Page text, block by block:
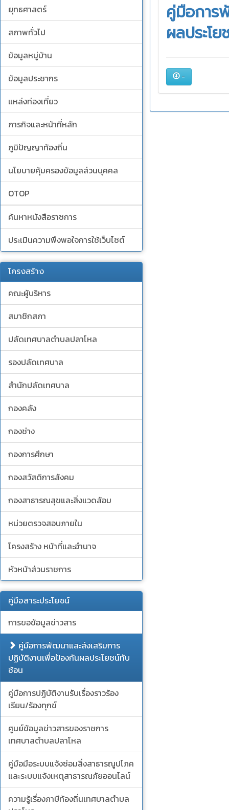
ยุทธศาสตร์
สภาพทั่วไป
ข้อมูลหมู่บ้าน
ข้อมูลประชากร
แหล่งท่องเที่ยว
ภารกิจและหน้าที่หลัก
ภูมิปัญญาท้องถิ่น
นโยบายคุ้มครองข้อมูลส่วนบุคคล
OTOP
ค้นหาหนังสือราชการ
ประเมินความพึงพอใจการใช้เว็บไซต์
โครงสร้าง
คณะผู้บริหาร
สมาชิกสภา
ปลัดเทศบาลตำบลปลาโหล
รองปลัดเทศบาล
สำนักปลัดเทศบาล
กองคลัง
กองช่าง
กองการศึกษา
กองสวัสดิการสังคม
กองสาธารณสุขและสิ่งแวดล้อม
หน่วยตรวจสอบภายใน
โครงสร้าง หน้าที่และอำนาจ
หัวหน้าส่วนราชการ
คู่มือสาระประโยชน์
การขอข้อมูลข่าวสาร
คู่มือการพัฒนาและส่งเสริมการ
ปฏิบัติงานเพื่อป้องกันผลประโยชน์ทับ
ซ้อน
คู่มือการปฏิบัติงานรับเรื่องราวร้อง
เรียน/ร้องทุกข์
ศูนย์ข้อมูลข่าวสารของราชการ
เทศบาลตำบลปลาโหล
คู่มือมือระบบแจ้งซ่อมสิ่งสาธารณูปโภค
และระบบแจ้งเหตุสาธารณภัยออนไลน์
ความรู้เรื่องภาษีท้องถิ่นเทศบาลตำบล
คู่มือการ
ผลประโ
-